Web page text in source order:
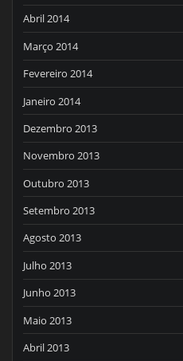
Abril 2014
Março 2014
Fevereiro 2014
Janeiro 2014
Dezembro 2013
Novembro 2013
Outubro 2013
Setembro 2013
Agosto 2013
Julho 2013
Junho 2013
Maio 2013
Abril 2013